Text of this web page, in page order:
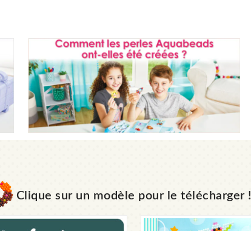
Clique sur un modèle pour le télécharger !